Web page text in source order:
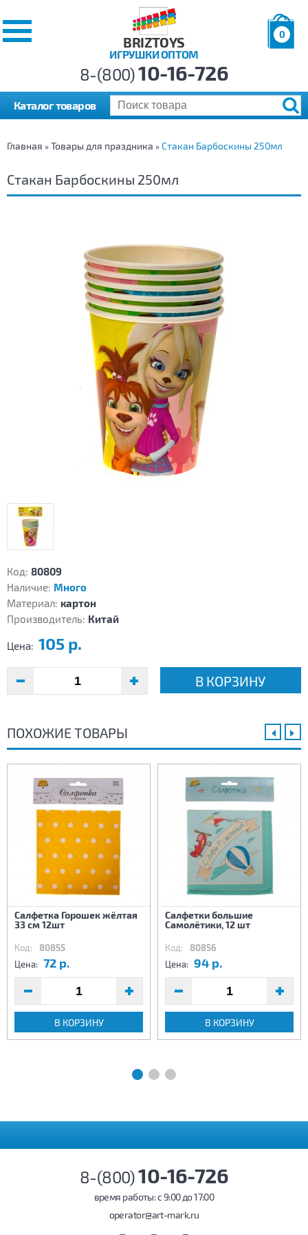
BRIZTOYS
ИГРУШКИ ОПТОМ
0
р.
8-(800)10-16-726
Каталог товаров
Главная » Товары для праздника » Стакан Барбоскины 250мл
Стакан Барбоскины 250мл
Код: 80809
Наличие: Много
Материал: картон
Производитель: Китай
Цена: 105 р.
В КОРЗИНУ
ПОХОЖИЕ ТОВАРЫ
Салфетка Горошек жёлтая
33 см 12шт
Код: 80855
Цена: 72 р.
В КОРЗИНУ
Салфетки большие
Самолётики, 12 шт
Код: 80856
Цена: 94 р.
В КОРЗИНУ
8-(800)10-16-726
время работы: c 9:00 до 17:00
operator@art-mark.ru